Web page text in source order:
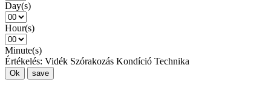
Day(s)
Hour(s)
Minute(s)
Értékelés: Vidék Szórakozás Kondíció Technika
Ok save